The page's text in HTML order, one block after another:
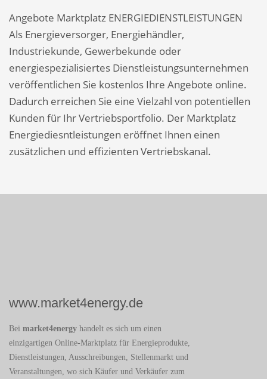
Angebote Marktplatz ENERGIEDIENSTLEISTUNGEN
Als Energieversorger, Energiehändler,
Industriekunde, Gewerbekunde oder
energiespezialisiertes Dienstleistungsunternehmen
veröffentlichen Sie kostenlos Ihre Angebote online.
Dadurch erreichen Sie eine Vielzahl von potentiellen
Kunden für Ihr Vertriebsportfolio. Der Marktplatz
Energiediesntleistungen eröffnet Ihnen einen
zusätzlichen und effizienten Vertriebskanal.
www.market4energy.de
Bei market4energy handelt es sich um einen
einzigartigen Online-Marktplatz für Energieprodukte,
Dienstleistungen, Ausschreibungen, Stellenmarkt und
Veranstaltungen, wo sich Käufer und Verkäufer zum